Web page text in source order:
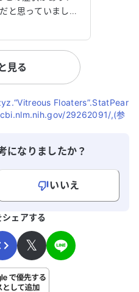
と思っていました
。その後、別の目
に脳外科でMRIを
た。医師からは、
たっているための
場合は手術が必要
察中です。 症状
、ときどき現れま
た、視野に黒い点
ことでしたが、今
、またどのように
見る
Floaters”.StatPear
29262091/,(参
になりましたか？
いいえ
ェアする
𝕏